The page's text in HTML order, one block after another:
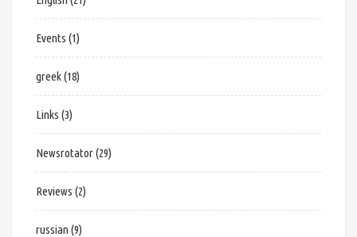
Events (1)
greek(18)
Links (3)
Newsrotator(29)
Reviews (2)
russian (9)